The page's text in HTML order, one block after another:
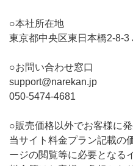
資料ダウンロード
ログイン
○本社所在地
東京都中央区東日本橋2-8-
○お問い合わせ窓口
support@narekan.jp
050-5474-4681
○販売価格以外でお客様に
当サイト料金プラン記載の
ージの閲覧等に必要となる